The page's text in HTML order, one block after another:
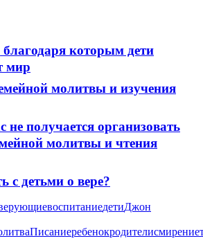
которым дети
мир
молитвы и изучения
не получается организовать
молитвы и чтения
с детьми о вере?
воспитаниедетиДжон
Писаниеребенокродителисмирение